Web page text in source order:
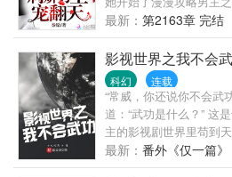
只能喜欢我一个人。”病
我身边陪我一辈子。”邪
过来让我亲亲。”苏烟纠
格而已,怎么还给缠上了？
劲，立刻改了口，是是
了！男主满手是血，步
在我身边，永远都不会离
听你的，咱先把这血擦
最新： 第2163章 完结
影视世界之我不会
科幻 连载
“常威，你还说你不会武
道：“武功是什么？” 这
主的影视剧世界里苟到
最新： 番外《仅一篇》